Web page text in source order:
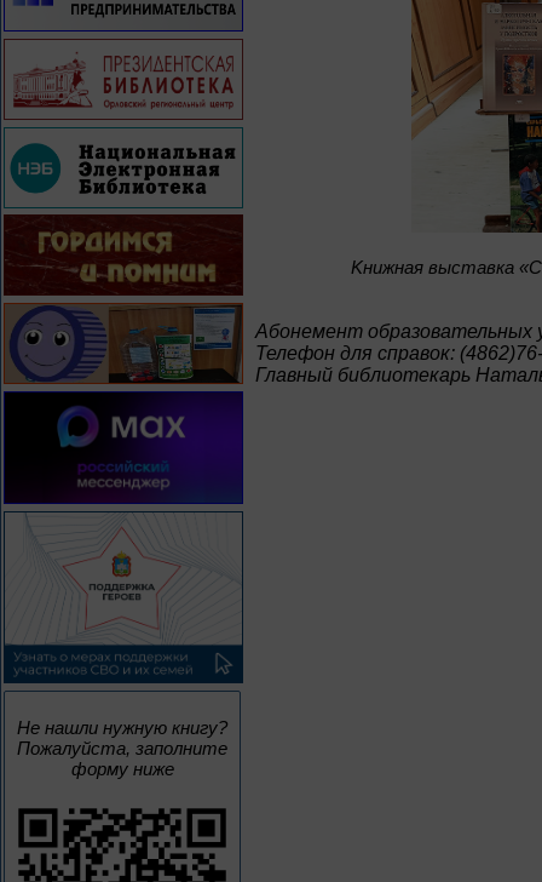
Не нашли нужную книгу?
Пожалуйста, заполните
форму ниже
Kнижная выставка
Абонемент образовательных
Телефон для справок:
Главный библиотекарь